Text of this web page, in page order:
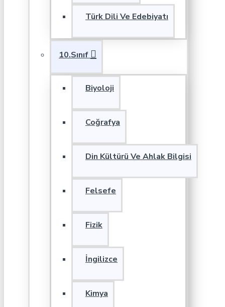
Türk Dili Ve Edebiyatı
10.Sınıf
Biyoloji
Coğrafya
Din Kültürü Ve Ahlak Bilgisi
Felsefe
Fizik
İngilizce
Kimya